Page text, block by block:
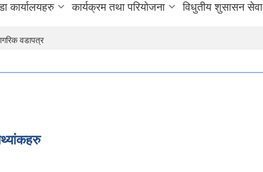
कार्यालयहरु कार्यक्रम तथा परियोजना विधुतीय शुसासन सेवा
वडापत्र